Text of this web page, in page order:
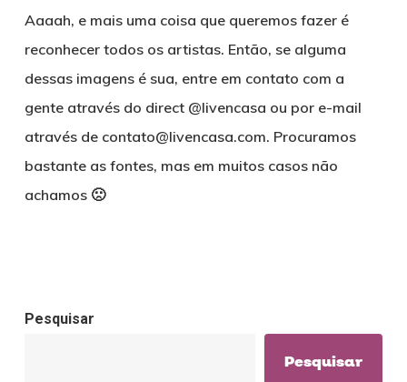
Aaaah, e mais uma coisa que queremos fazer é
reconhecer todos os artistas. Então, se alguma
dessas imagens é sua, entre em contato com a
gente através do direct @livencasa ou por e-mail
através de contato@livencasa.com. Procuramos
bastante as fontes, mas em muitos casos não
achamos 🙁
Pesquisar
Pesquisar